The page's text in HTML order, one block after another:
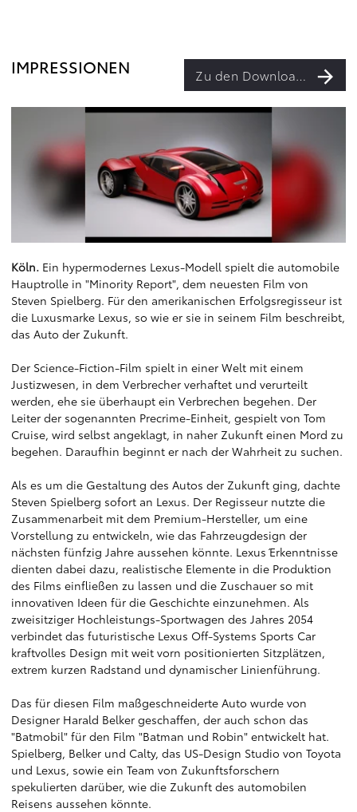
IMPRESSIONEN Zu den Downloads
Köln. Ein hypermodernes Lexus-Modell spielt die automobile
Hauptrolle in "Minority Report", dem neuesten Film von
Steven Spielberg. Für den amerikanischen Erfolgsregisseur ist
die Luxusmarke Lexus, so wie er sie in seinem Film beschreibt,
das Auto der Zukunft.
Der Science-Fiction-Film spielt in einer Welt mit einem
Justizwesen, in dem Verbrecher verhaftet und verurteilt
werden, ehe sie überhaupt ein Verbrechen begehen. Der
Leiter der sogenannten Precrime-Einheit, gespielt von Tom
Cruise, wird selbst angeklagt, in naher Zukunft einen Mord zu
begehen. Daraufhin beginnt er nach der Wahrheit zu suchen.
Als es um die Gestaltung des Autos der Zukunft ging, dachte
Steven Spielberg sofort an Lexus. Der Regisseur nutzte die
Zusammenarbeit mit dem Premium-Hersteller, um eine
Vorstellung zu entwickeln, wie das Fahrzeugdesign der
nächsten fünfzig Jahre aussehen könnte. Lexus´ Erkenntnisse
dienten dabei dazu, realistische Elemente in die Produktion
des Films einfließen zu lassen und die Zuschauer so mit
innovativen Ideen für die Geschichte einzunehmen. Als
zweisitziger Hochleistungs-Sportwagen des Jahres 2054
verbindet das futuristische Lexus Off-Systems Sports Car
kraftvolles Design mit weit vorn positionierten Sitzplätzen,
extrem kurzen Radstand und dynamischer Linienführung.
Das für diesen Film maßgeschneiderte Auto wurde von
Designer Harald Belker geschaffen, der auch schon das
"Batmobil" für den Film "Batman und Robin" entwickelt hat.
Spielberg, Belker und Calty, das US-Design Studio von Toyota
und Lexus, sowie ein Team von Zukunftsforschern
spekulierten darüber, wie die Zukunft des automobilen
Reisens aussehen könnte.